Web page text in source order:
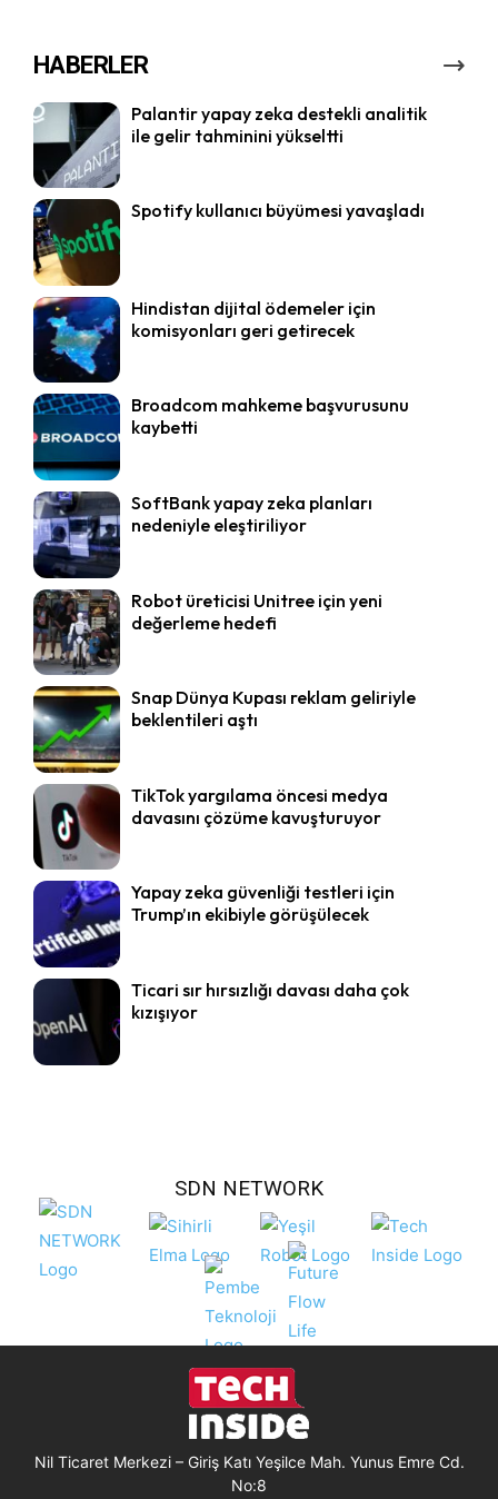
HABERLER
Palantir yapay zeka destekli analitik
ile gelir tahminini yükseltti
Spotify kullanıcı büyümesi yavaşladı
Hindistan dijital ödemeler için
komisyonları geri getirecek
Broadcom mahkeme başvurusunu
kaybetti
SoftBank yapay zeka planları
nedeniyle eleştiriliyor
Robot üreticisi Unitree için yeni
değerleme hedefi
Snap Dünya Kupası reklam geliriyle
beklentileri aştı
TikTok yargılama öncesi medya
davasını çözüme kavuşturuyor
Yapay zeka güvenliği testleri için
Trump’ın ekibiyle görüşülecek
Ticari sır hırsızlığı davası daha çok
kızışıyor
SDN NETWORK
Nil Ticaret Merkezi – Giriş Katı Yeşilce Mah. Yunus Emre Cd.
No:8